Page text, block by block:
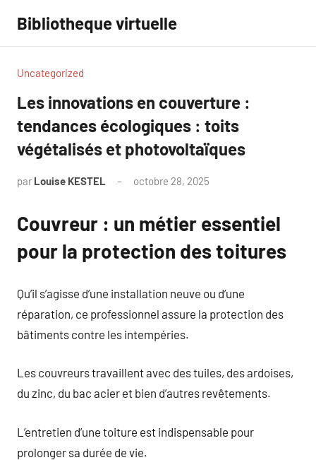
contenu
Bibliotheque virtuelle
Uncategorized
Les innovations en couverture :
tendances écologiques : toits
végétalisés et photovoltaïques
par Louise KESTEL octobre 28, 2025
Couvreur : un métier essentiel
pour la protection des toitures
Qu’il s’agisse d’une installation neuve ou d’une
réparation, ce professionnel assure la protection des
bâtiments contre les intempéries.
Les couvreurs travaillent avec des tuiles, des ardoises,
du zinc, du bac acier et bien d’autres revêtements.
L’entretien d’une toiture est indispensable pour
prolonger sa durée de vie.